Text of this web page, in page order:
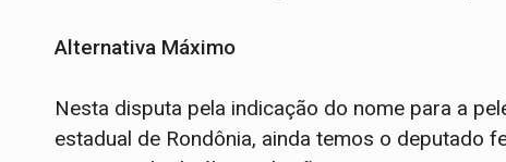
Alternativa Máximo
Nesta disputa pela indicação do nome para a
estadual de Rondônia, ainda temos o deputado